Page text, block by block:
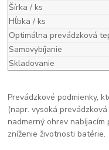
Šírka / ks
Hĺbka / ks
Optimálna prevádzková
Samovybíjanie
Skladovanie
Prevádzkové podmienky,
(napr. vysoká
nadmerný ohrev nabíjacím
zníženie životnosti batérie.